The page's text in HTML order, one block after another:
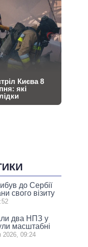
до Сербії
свого візиту
два НПЗ у
масштабні
2026, 09:24